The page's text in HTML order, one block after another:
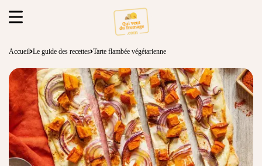
Accueil Le guide des recettes Tarte flambée végétarienne